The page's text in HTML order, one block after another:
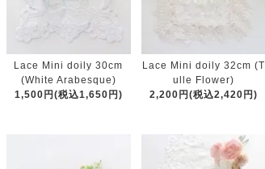
Lace Mini doily 30cm
(White Arabesque)
1,500円(税込1,650円)
Lace Mini doily 32cm (T
ulle Flower)
2,200円(税込2,420円)